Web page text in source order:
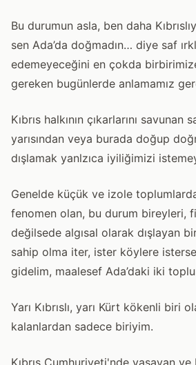
Bu durumun asla, ben daha
sen Ada’da doğmadın… diye saf
edemeyeceğini en çokda
gereken bugünlerde anlamamız
Kıbrıs halkının çıkarlarını
yarısından veya burada doğup
dışlamak yanlzıca iyiliğimizi
Genelde küçük ve izole
fenomen olan, bu durum bireyleri,
değilsede algısal olarak dışlayan
sahip olma iter, ister köylere
gidelim, maalesef Ada’daki iki
Yarı Kıbrıslı, yarı Kürt kökenli biri
kalanlardan sadece biriyim.
Kıbrıs Cumhuriyeti'nde yaşayan